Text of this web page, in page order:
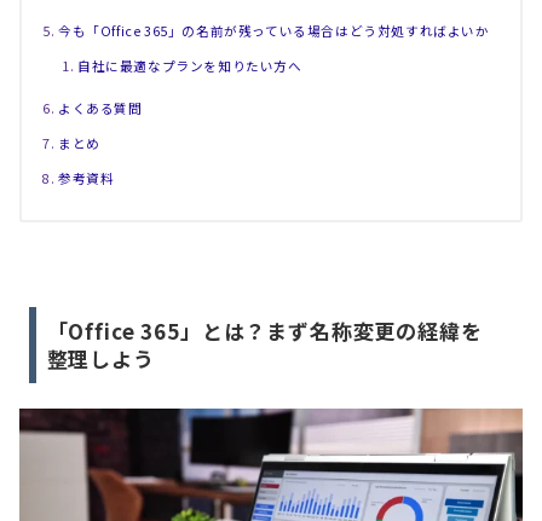
今も「Office 365」の名前が残っている場合はどう対処すればよいか
自社に最適なプランを知りたい方へ
よくある質問
まとめ
参考資料
「Office 365」とは？まず名称変更の経緯を
整理しよう